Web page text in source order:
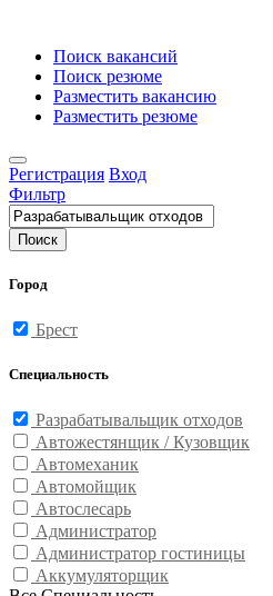
Поиск вакансий
Поиск резюме
Разместить вакансию
Разместить резюме
Регистрация Вход
Фильтр
Поиск
Город
Брест
Специальность
Разрабатывальщик отходов
Автожестянщик / Кузовщик
Автомеханик
Автомойщик
Автослесарь
Администратор
Администратор гостиницы
Аккумуляторщик